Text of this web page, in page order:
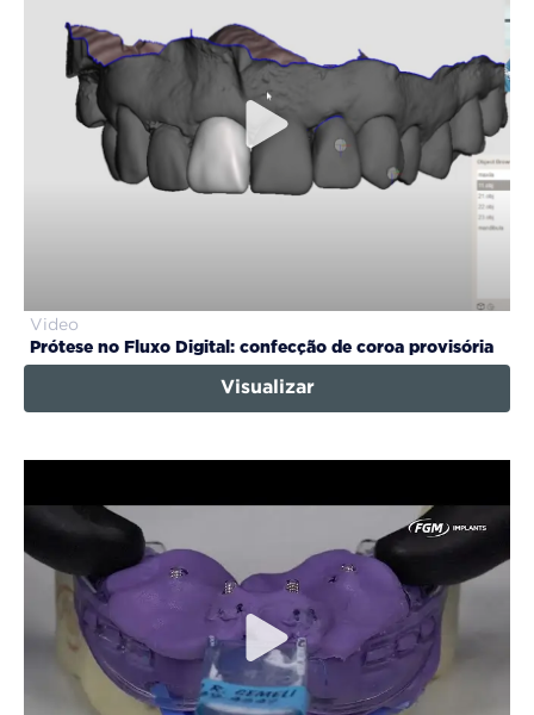
Video
Prótese no Fluxo Digital: confecção de coroa provisória
Visualizar